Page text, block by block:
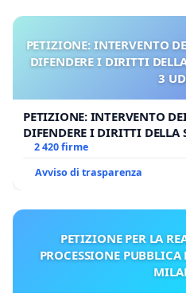
PETIZIONE: INTERVENTO
DIFENDERE I DIRITTI
3
PETIZIONE: INTERVENTO
DIFENDERE I DIRITTI DELLA
UDG)
2 420 firme
Avviso di trasparenza
PETIZIONE PER LA
PROCESSIONE